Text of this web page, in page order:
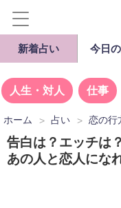
新着占い 今日
人生・対人 仕事
ホーム 占い 恋の行
告白は？エッチは
あの人と恋人にな